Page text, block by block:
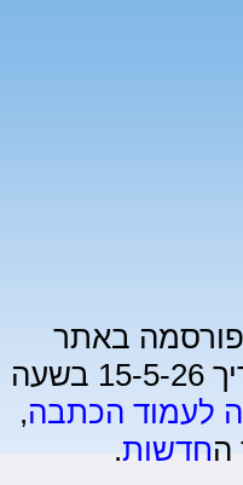
באתר
ch10 בתאריך 15-5-26 בשעה
לעמוד הכתבה,
החדשות.